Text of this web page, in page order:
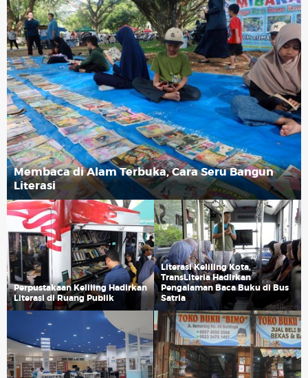
Membaca di Alam Terbuka, Cara Seru Bangun
Literasi
Perpustakaan Keliling Hadirkan
Literasi di Ruang Publik
Literasi Keliling Kota,
TransLiteria Hadirkan
Pengalaman Baca Buku di Bus
Satria